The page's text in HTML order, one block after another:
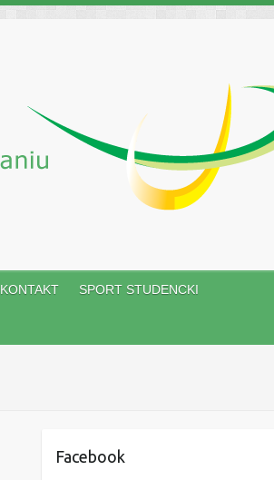
KONTAKT SPORT STUDENCKI
Facebook